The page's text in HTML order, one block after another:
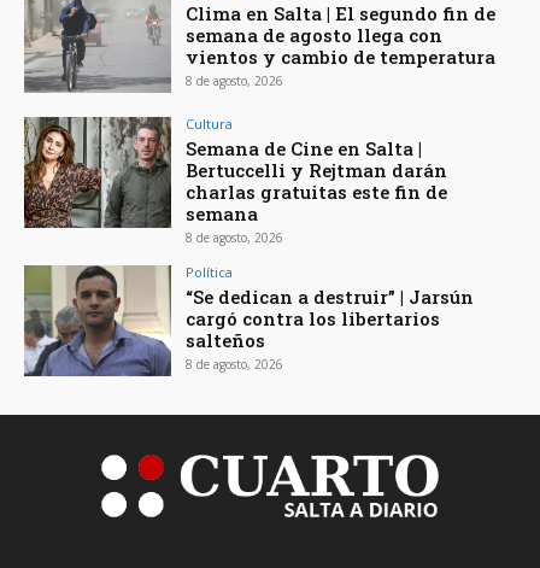
Clima en Salta | El segundo fin de
semana de agosto llega con
vientos y cambio de temperatura
8 de agosto, 2026
Cultura
Semana de Cine en Salta |
Bertuccelli y Rejtman darán
charlas gratuitas este fin de
semana
8 de agosto, 2026
Política
“Se dedican a destruir” | Jarsún
cargó contra los libertarios
salteños
8 de agosto, 2026